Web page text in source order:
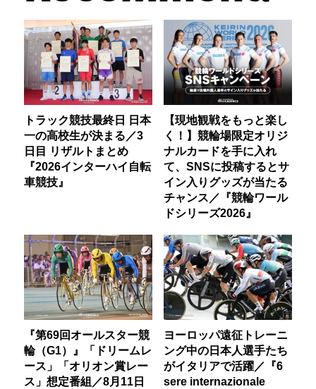
トラック競技最終日 日本
一の高校生が決まる／3
日目 リザルトまとめ
『2026インターハイ自転
車競技』
【現地観戦をもっと楽し
く！】競輪場限定オリジ
ナルカードを手に入れ
て、SNSに投稿するとサ
イン入りグッズが当たる
チャンス／『競輪ワール
ドシリーズ2026』
『第69回オールスター競
輪（G1）』「ドリームレ
ース」「オリオン賞レー
ス」想定番組／8月11日
ヨーロッパ遠征トレーニ
ング中の日本人選手たち
がイタリアで活躍／『6
sere internazionale